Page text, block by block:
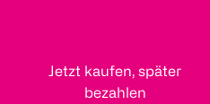
Jetzt kaufen, später
bezahlen